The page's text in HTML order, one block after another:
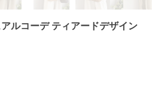
ルコーデ ティアードデザイン